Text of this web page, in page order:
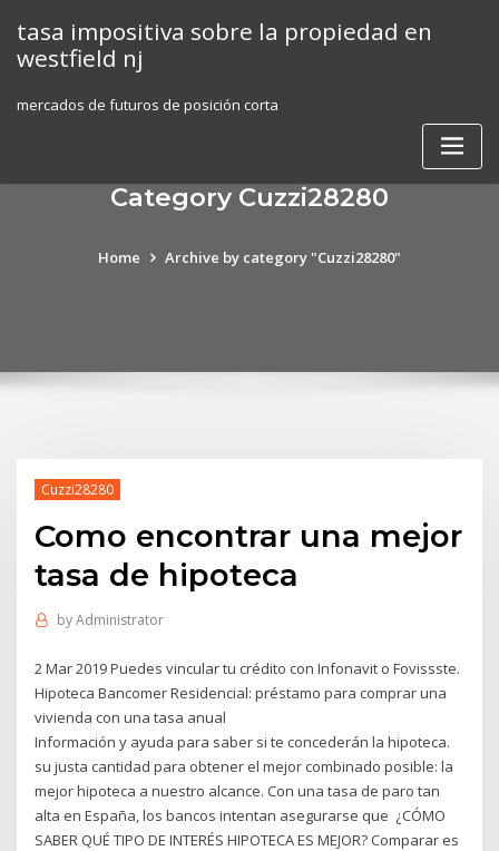
content
tasa impositiva sobre la propiedad en
westfield nj
mercados de futuros de posición corta
Category Cuzzi28280
Home Archive by category "Cuzzi28280"
Cuzzi28280
Como encontrar una mejor
tasa de hipoteca
byAdministrator
2 Mar 2019 Puedes vincular tu crédito con Infonavit o Fovissste.
Hipoteca Bancomer Residencial: préstamo para comprar una
vivienda con una tasa anual
Información y ayuda para saber si te concederán la hipoteca.
su justa cantidad para obtener el mejor combinado posible: la
mejor hipoteca a nuestro alcance. Con una tasa de paro tan
alta en España, los bancos intentan asegurarse que ¿CÓMO
SABER QUÉ TIPO DE INTERÉS HIPOTECA ES MEJOR? Comparar es